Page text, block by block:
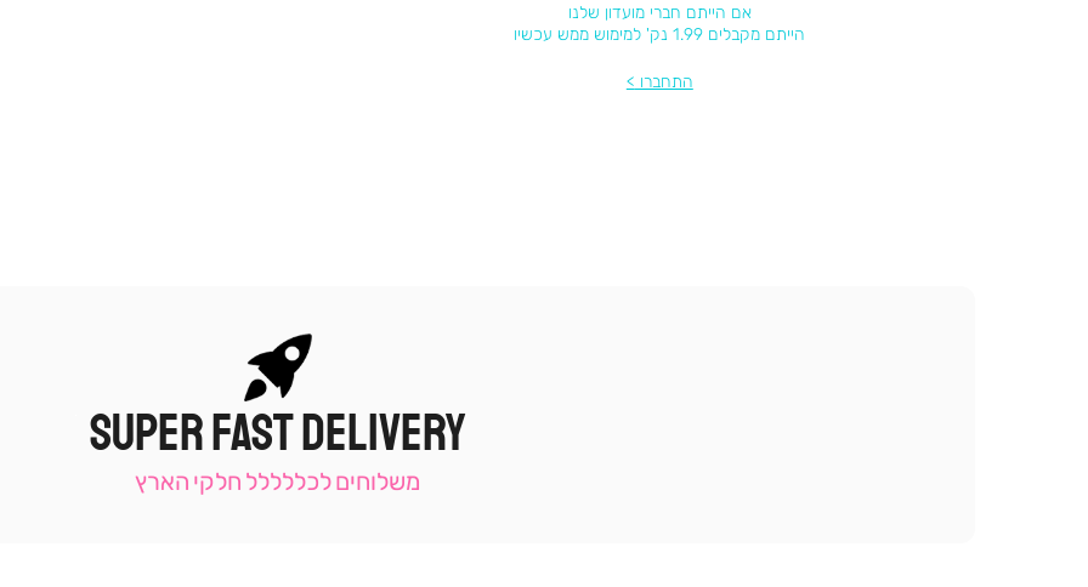
אם הייתם חברי מועדון שלנו
הייתם מקבלים 1.99 נק' למימוש ממש עכשיו
התחברו
|
תומכי
-
SUPER FAST DELIVERY
משלוחים לכללללל חלקי הארץ